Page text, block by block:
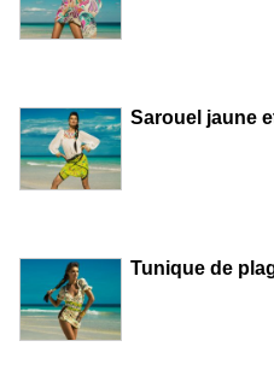
Sarouel jaune
Tunique de